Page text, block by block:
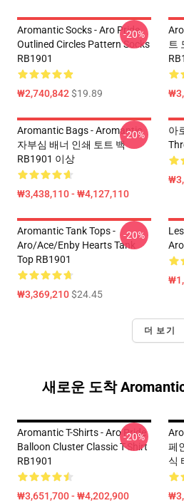
Aromantic Socks - Aro Pride
Outlined Circles Pattern Socks
RB1901
₩2,740,842$19.89
-20%
트
Aromantic Bags - Aromantic
자부심 배너 인쇄 토트 백
RB1901 이상
₩3,438,110 - ₩4,127,110
-20%
아
Aromantic Tank Tops -
Aro/ace/enby Hearts Tank
Top RB1901
₩3,369,210$24.45
-20%
더 보기
새로운 도착
Aromantic T-Shirts - Aro Pride
Balloon Cluster Classic T-Shirt
RB1901
₩3,651,700 - ₩4,202,900
-20%
페
식